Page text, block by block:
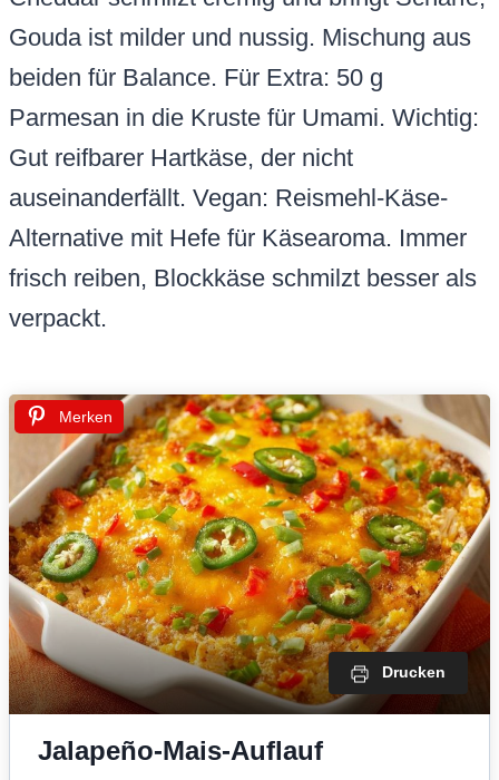
Gouda ist milder und nussig. Mischung aus
beiden für Balance. Für Extra: 50 g
Parmesan in die Kruste für Umami. Wichtig:
Gut reifbarer Hartkäse, der nicht
auseinanderfällt. Vegan: Reismehl-Käse-
Alternative mit Hefe für Käsearoma. Immer
frisch reiben, Blockkäse schmilzt besser als
verpackt.
Merken
Drucken
Jalapeño-Mais-Auflauf